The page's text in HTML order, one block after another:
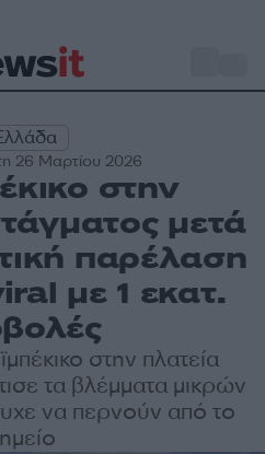
26 Μαρτίου 2026
στην
μετά
παρέλαση
με 1 εκατ.
στην πλατεία
τα βλέμματα μικρών
να περνούν από το